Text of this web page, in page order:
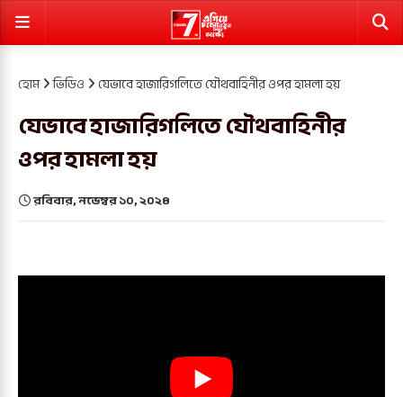
হোম ভিডিও যেভাবে হাজারিগলিতে যৌথবাহিনীর ওপর হামলা হয়
যেভাবে হাজারিগলিতে যৌথবাহিনীর
ওপর হামলা হয়
রবিবার, নভেম্বর ১০, ২০২৪